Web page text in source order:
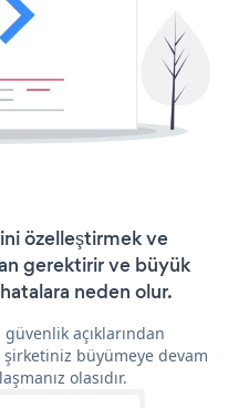
özelleştirmek ve
gerektirir ve büyük
neden olur.
açıklarından
büyümeye devam
olasıdır.